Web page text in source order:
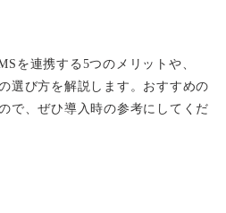
を連携する5つのメリットや、
選び方を解説します。おすすめの
で、ぜひ導入時の参考にしてくだ